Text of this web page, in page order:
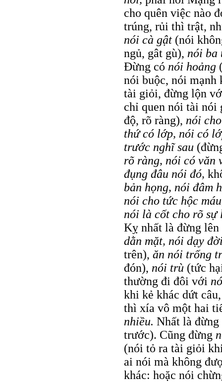
cho quên việc nào
trúng, rủi thì trật,
nói cà gật (nói
ngủ, gât gù), nói ba
Đừng có nói hoảng
nói buộc, nói mạnh
tài giỏi, đừng lộn
chỉ quen nói tài
độ, rõ ràng), nói
thứ có lớp, nói có
trước nghĩ sau
rõ ràng, nói có văn
đụng đâu nói đó,
bản họng, nói đâm
nói cho tức hộc
nói là cốt cho rõ
Kỵ nhất là đừng
dằn mặt, nói dạy
trên), ăn nói trống
đón), nói trù (tức
thường đi đôi với
khi kẻ khác dứt
thì xía vô một hai
nhiều. Nhất là đừng
trước). Cũng đừng
(nói tỏ ra tài giỏi
ai nói mà không
khác: hoặc nói